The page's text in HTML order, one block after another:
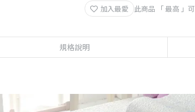
加入最愛 此商品 「 最高 」
規格說明